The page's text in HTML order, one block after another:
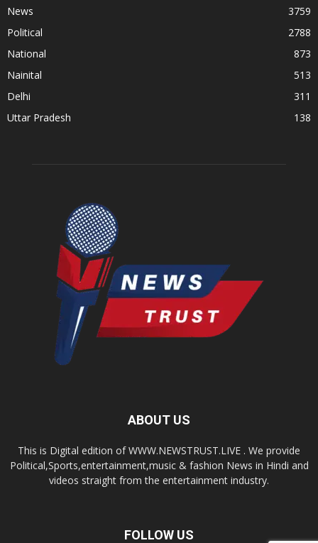
News
3759
Political
2788
National
873
Nainital
513
Delhi
311
Uttar Pradesh
138
ABOUT US
This is Digital edition of WWW.NEWSTRUST.LIVE . We provide
Political,Sports,entertainment,music & fashion News in Hindi and
videos straight from the entertainment industry.
FOLLOW US